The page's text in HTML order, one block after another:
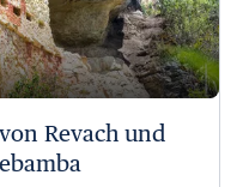
Revach und